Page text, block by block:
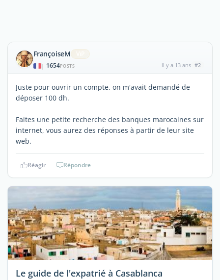
FrançoiseM
| 1654POSTS il y a 13 ans #2
Juste pour ouvrir un compte, on m'avait demandé de
déposer 100 dh.
Faites une petite recherche des banques marocaines sur
internet, vous aurez des réponses à partir de leur site
web.
Réagir Répondre
Le guide de l'expatrié à Casablanca